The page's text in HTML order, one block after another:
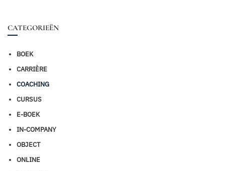
CATEGORIEËN
BOEK
CARRIÈRE
COACHING
CURSUS
E-BOEK
IN-COMPANY
OBJECT
ONLINE